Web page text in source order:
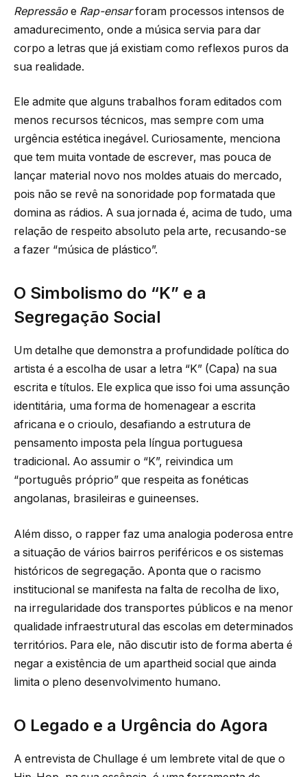
Repressão e Rap-ensarforam processos intensos de
amadurecimento, onde a música servia para dar
corpo a letras que já existiam como reflexos puros da
sua realidade.
Ele admite que alguns trabalhos foram editados com
menos recursos técnicos, mas sempre com uma
urgência estética inegável. Curiosamente, menciona
que tem muita vontade de escrever, mas pouca de
lançar material novo nos moldes atuais do mercado,
pois não se revê na sonoridade pop formatada que
domina as rádios. A sua jornada é, acima de tudo, uma
relação de respeito absoluto pela arte, recusando-se
a fazer “música de plástico”.
O Simbolismo do “K” e a
Segregação Social
Um detalhe que demonstra a profundidade política do
artista é a escolha de usar a letra “K” (Capa) na sua
escrita e títulos. Ele explica que isso foi uma assunção
identitária, uma forma de homenagear a escrita
africana e o crioulo, desafiando a estrutura de
pensamento imposta pela língua portuguesa
tradicional. Ao assumir o “K”, reivindica um
“português próprio” que respeita as fonéticas
angolanas, brasileiras e guineenses.
Além disso, o rapper faz uma analogia poderosa entre
a situação de vários bairros periféricos e os sistemas
históricos de segregação. Aponta que o racismo
institucional se manifesta na falta de recolha de lixo,
na irregularidade dos transportes públicos e na menor
qualidade infraestrutural das escolas em determinados
territórios. Para ele, não discutir isto de forma aberta é
negar a existência de um apartheid social que ainda
limita o pleno desenvolvimento humano.
O Legado e a Urgência do Agora
A entrevista de Chullage é um lembrete vital de que o